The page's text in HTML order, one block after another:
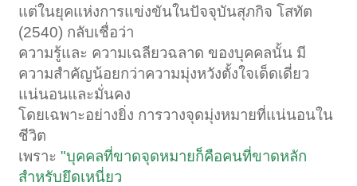
แต่ในยุคแห่งการแข่งขันในปัจจุบันสุภกิจ โสทัต
(2540) กลับเชื่อว่า
ความรู้และ ความเฉลียวฉลาด ของบุคคลนั้น มี
ความสำคัญน้อยกว่าความมุ่งหวังตั้งใจเด็ดเดี่ยว
แน่นอนและมั่นคง
โดยเฉพาะอย่างยิ่ง การวางจุดมุ่งหมายที่แน่นอนใน
ชีวิต
เพราะ"บุคคลที่ขาดจุดหมายก็คือคนที่ขาดหลัก
สำหรับยึดเหนี่ยว